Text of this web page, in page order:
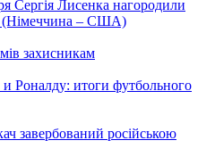
Сергія Лисенка нагородили
(Німеччина – США)
захисникам
Роналду: итоги футбольного
завербований російською